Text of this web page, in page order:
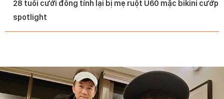
28 tuổi cưới đồng tính lại bị mẹ ruột U60 mặc bikini cướp
spotlight